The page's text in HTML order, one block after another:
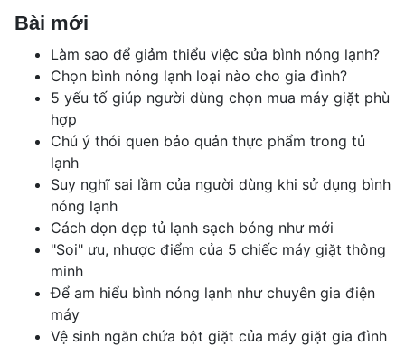
Bài mới
Làm sao để giảm thiểu việc sửa bình nóng lạnh?
Chọn bình nóng lạnh loại nào cho gia đình?
5 yếu tố giúp người dùng chọn mua máy giặt phù
hợp
Chú ý thói quen bảo quản thực phẩm trong tủ
lạnh
Suy nghĩ sai lầm của người dùng khi sử dụng bình
nóng lạnh
Cách dọn dẹp tủ lạnh sạch bóng như mới
"Soi" ưu, nhược điểm của 5 chiếc máy giặt thông
minh
Để am hiểu bình nóng lạnh như chuyên gia điện
máy
Vệ sinh ngăn chứa bột giặt của máy giặt gia đình